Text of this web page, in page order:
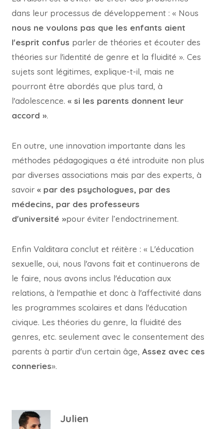
dans leur processus de développement : « Nous
nous ne voulons pas que les enfants aient
l'esprit confus parler de théories et écouter des
théories sur l'identité de genre et la fluidité ». Ces
sujets sont légitimes, explique-t-il, mais ne
pourront être abordés que plus tard, à
l'adolescence. « si les parents donnent leur
accord ».
En outre, une innovation importante dans les
méthodes pédagogiques a été introduite non plus
par diverses associations mais par des experts, à
savoir « par des psychologues, par des
médecins, par des professeurs
d'université »pour éviter l’endoctrinement.
Enfin Valditara conclut et réitère : « L'éducation
sexuelle, oui, nous l'avons fait et continuerons de
le faire, nous avons inclus l'éducation aux
relations, à l'empathie et donc à l'affectivité dans
les programmes scolaires et dans l'éducation
civique. Les théories du genre, la fluidité des
genres, etc. seulement avec le consentement des
parents à partir d'un certain âge, Assez avec ces
conneries».
Julien